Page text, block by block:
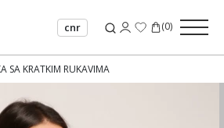
cnr (0)
SA KRATKIM RUKAVIMA